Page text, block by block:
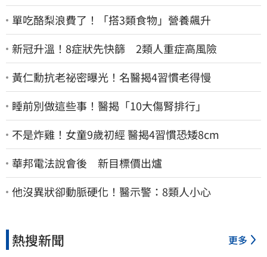
單吃酪梨浪費了！「搭3類食物」營養飆升
新冠升溫！8症狀先快篩 2類人重症高風險
黃仁勳抗老祕密曝光！名醫揭4習慣老得慢
睡前別做這些事！醫揭「10大傷腎排行」
不是炸雞！女童9歲初經 醫揭4習慣恐矮8cm
華邦電法說會後 新目標價出爐
他沒異狀卻動脈硬化！醫示警：8類人小心
熱搜新聞 更多